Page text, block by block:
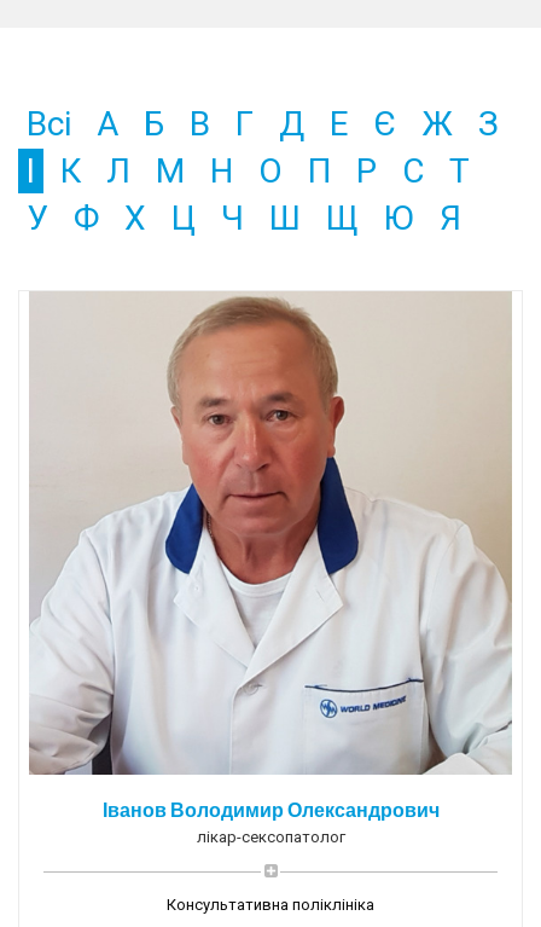
Всі А Б В Г Д Е Є Ж
З
І
К Л М Н О П Р С
Т
У
Ф Х Ц Ч Ш Щ Ю Я
Іванов Володимир Олександрович
лікар-сексопатолог
Консультативна поліклініка